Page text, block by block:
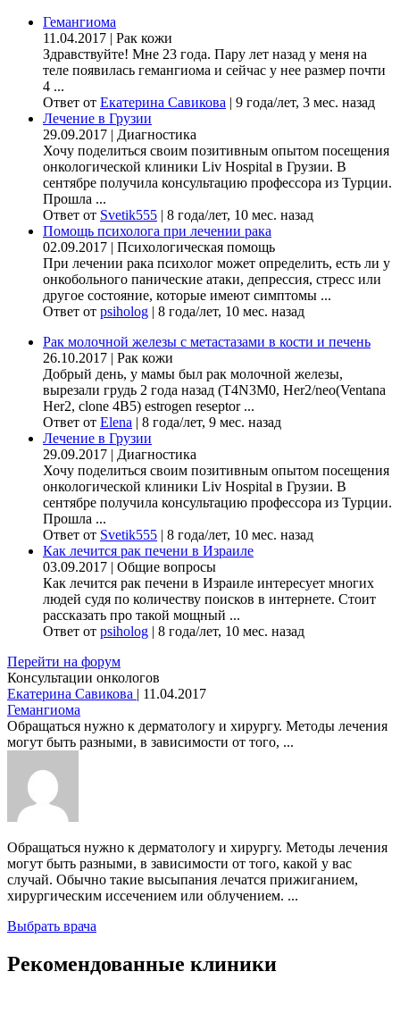
Гемангиома
11.04.2017 | Рак кожи
Здравствуйте! Мне 23 года. Пару лет назад у меня на
теле появилась гемангиома и сейчас у нее размер почти
4 ...
Ответ от Екатерина Савикова | 9 года/лет, 3 мес. назад
Лечение в Грузии
29.09.2017 | Диагностика
Хочу поделиться своим позитивным опытом посещения
онкологической клиники Liv Hospital в Грузии. В
сентябре получила консультацию профессора из Турции.
Прошла ...
Ответ от Svetik555 | 8 года/лет, 10 мес. назад
Помощь психолога при лечении рака
02.09.2017 | Психологическая помощь
При лечении рака психолог может определить, есть ли у
онкобольного панические атаки, депрессия, стресс или
другое состояние, которые имеют симптомы ...
Ответ от psiholog | 8 года/лет, 10 мес. назад
Рак молочной железы с метастазами в кости и печень
26.10.2017 | Рак кожи
Добрый день, у мамы был рак молочной железы,
вырезали грудь 2 года назад (Т4N3M0, Her2/neo(Ventana
Her2, clone 4B5) estrogen reseptor ...
Ответ от Elena | 8 года/лет, 9 мес. назад
Лечение в Грузии
29.09.2017 | Диагностика
Хочу поделиться своим позитивным опытом посещения
онкологической клиники Liv Hospital в Грузии. В
сентябре получила консультацию профессора из Турции.
Прошла ...
Ответ от Svetik555 | 8 года/лет, 10 мес. назад
Как лечится рак печени в Израиле
03.09.2017 | Общие вопросы
Как лечится рак печени в Израиле интересует многих
людей судя по количеству поисков в интернете. Стоит
рассказать про такой мощный ...
Ответ от psiholog | 8 года/лет, 10 мес. назад
Перейти на форум
Консультации онкологов
Екатерина Савикова | 11.04.2017
Гемангиома
Обращаться нужно к дерматологу и хирургу. Методы лечения
могут быть разными, в зависимости от того, ...
Обращаться нужно к дерматологу и хирургу. Методы лечения
могут быть разными, в зависимости от того, какой у вас
случай. Обычно такие высыпания лечатся прижиганием,
хирургическим иссечением или облучением. ...
Выбрать врача
Рекомендованные клиники